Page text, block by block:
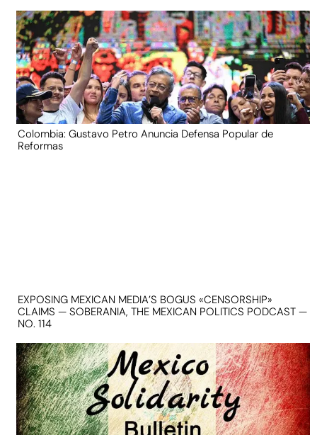
Colombia: Gustavo Petro Anuncia Defensa Popular de
Reformas
EXPOSING MEXICAN MEDIA’S BOGUS «CENSORSHIP»
CLAIMS — SOBERANIA, THE MEXICAN POLITICS PODCAST —
NO. 114